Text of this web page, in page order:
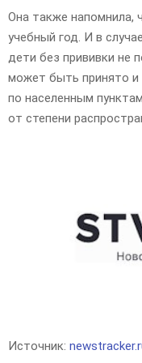
Она также напомнила,
учебный год. И в
дети без прививки не
может быть принято
по населенным
от степени
Источник: